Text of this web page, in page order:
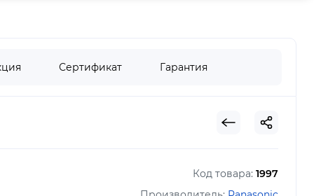
Сертификат Гарантия
Код товара: 1997